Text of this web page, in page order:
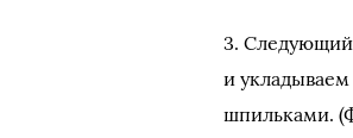
3. Следующий
и
шпильками.